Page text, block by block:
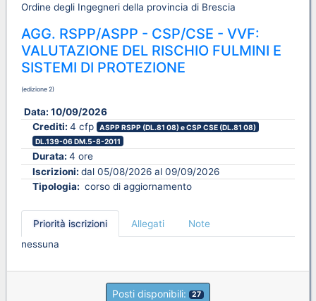
Ordine degli Ingegneri della provincia di Brescia
AGG. RSPP/ASPP - CSP/CSE - VVF:
VALUTAZIONE DEL RISCHIO FULMINI E
SISTEMI DI PROTEZIONE
(edizione 2)
Data: 10/09/2026
Crediti: 4 cfp
ASPP RSPP (DL.81 08) e CSP CSE (DL.81 08)
DL.139-06 DM.5-8-2011
Durata: 4 ore
Iscrizioni: dal 05/08/2026 al 09/09/2026
Tipologia: corso di aggiornamento
Priorità iscrizioni Allegati
Note
nessuna
Posti disponibili: 27